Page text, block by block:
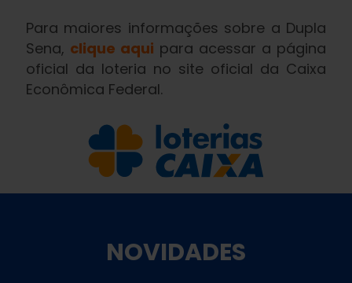
Para maiores informações sobre a Dupla
Sena, clique aqui para acessar a página
oficial da loteria no site oficial da Caixa
Econômica Federal.
NOVIDADES